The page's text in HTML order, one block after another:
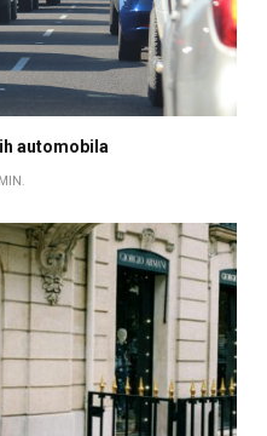
automobila